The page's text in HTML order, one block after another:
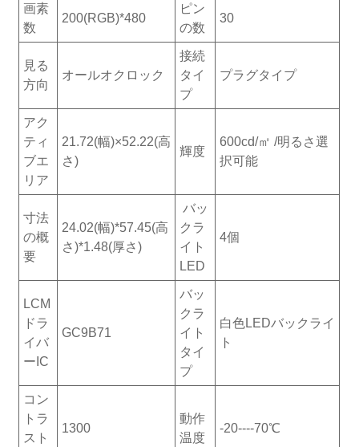
画素
数
200(RGB)*480
ピン
の数
30
見る
方向
オールオクロック
接続
タイ
プ
プラグタイプ
アク
ティ
ブエ
リア
21.72(幅)×52.22(高
さ)
輝度
600cd/㎡ /明るさ選
択可能
寸法
の概
要
24.02(幅)*57.45(高
さ)*1.48(厚さ)
バッ
クラ
イト
LED
4個
LCM
ドラ
イバ
ーIC
GC9B71
バッ
クラ
イト
タイ
プ
白色LEDバックライ
ト
コン
トラ
スト
1300
動作
温度
-20----70℃